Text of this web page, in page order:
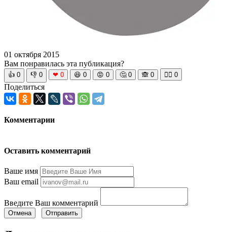
01 октября 2015
Вам понравилась эта публикация?
👍 0 👎 0 ❤ 0 😆 0 😡 0 🤔 0 🙈 0 🧘‍♀️ 0
Поделиться
Комментарии
Оставить комментарий
Ваше имя
Ваш email
Введите Ваш комментарий
Отмена Отправить